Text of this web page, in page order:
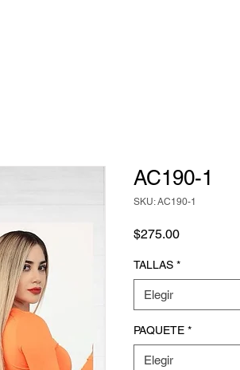
AC190-1
SKU: AC190-1
$275.00Precio
TALLAS *
Elegir
PAQUETE *
Elegir